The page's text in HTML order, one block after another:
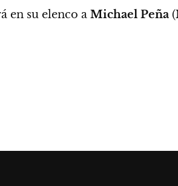
en su elenco a Michael Peña (